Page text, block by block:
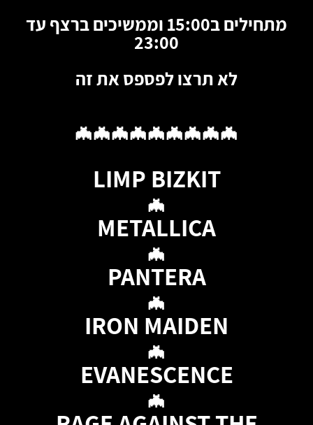
מתחילים ב15:00 וממשיכים ברצף עד
23:00
לא תרצו לפספס את זה
🦇🦇🦇🦇🦇🦇🦇🦇🦇
LIMP BIZKIT
🦇
METALLICA
🦇
PANTERA
🦇
IRON MAIDEN
🦇
EVANESCENCE
🦇